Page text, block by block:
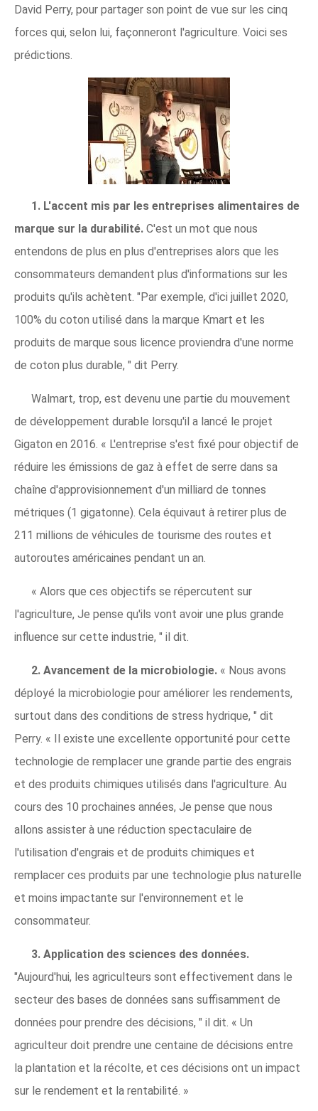
David Perry, pour partager son point de vue sur les cinq
forces qui, selon lui, façonneront l'agriculture. Voici ses
prédictions.
1. L'accent mis par les entreprises alimentaires de
marque sur la durabilité. C'est un mot que nous
entendons de plus en plus d'entreprises alors que les
consommateurs demandent plus d'informations sur les
produits qu'ils achètent. "Par exemple, d'ici juillet 2020,
100% du coton utilisé dans la marque Kmart et les
produits de marque sous licence proviendra d'une norme
de coton plus durable, " dit Perry.
Walmart, trop, est devenu une partie du mouvement
de développement durable lorsqu'il a lancé le projet
Gigaton en 2016. « L'entreprise s'est fixé pour objectif de
réduire les émissions de gaz à effet de serre dans sa
chaîne d'approvisionnement d'un milliard de tonnes
métriques (1 gigatonne). Cela équivaut à retirer plus de
211 millions de véhicules de tourisme des routes et
autoroutes américaines pendant un an.
« Alors que ces objectifs se répercutent sur
l'agriculture, Je pense qu'ils vont avoir une plus grande
influence sur cette industrie, " il dit.
2. Avancement de la microbiologie. « Nous avons
déployé la microbiologie pour améliorer les rendements,
surtout dans des conditions de stress hydrique, " dit
Perry. « Il existe une excellente opportunité pour cette
technologie de remplacer une grande partie des engrais
et des produits chimiques utilisés dans l'agriculture. Au
cours des 10 prochaines années, Je pense que nous
allons assister à une réduction spectaculaire de
l'utilisation d'engrais et de produits chimiques et
remplacer ces produits par une technologie plus naturelle
et moins impactante sur l'environnement et le
consommateur.
3. Application des sciences des données.
"Aujourd'hui, les agriculteurs sont effectivement dans le
secteur des bases de données sans suffisamment de
données pour prendre des décisions, " il dit. « Un
agriculteur doit prendre une centaine de décisions entre
la plantation et la récolte, et ces décisions ont un impact
sur le rendement et la rentabilité. »